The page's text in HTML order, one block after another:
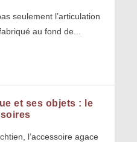
seulement l’articulation
au fond de...
et ses objets : le
l’accessoire agace